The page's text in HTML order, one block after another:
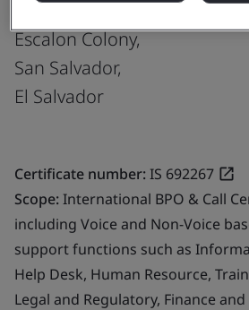
Escalon Colony,
San Salvador,
El Salvador
Certificate number:IS 692267
Scope:International BPO & Call
including Voice and Non-Voice
support functions such as
Help Desk, Human Resource,
Legal and Regulatory, Finance